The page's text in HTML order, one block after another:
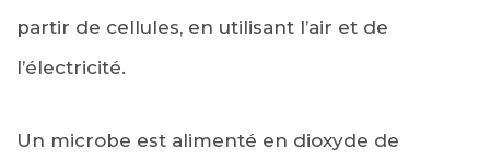
partir de cellules, en utilisant l’air et de
l’électricité.
Un microbe est alimenté en dioxyde de